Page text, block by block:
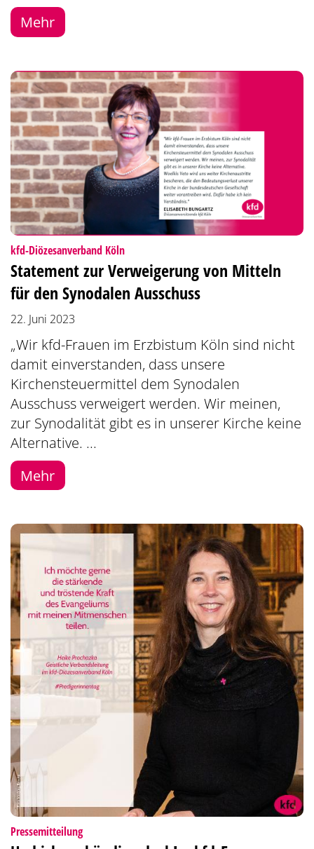
Mehr
kfd-Diözesanverband Köln:
Statement zur Verweigerung von Mitteln
für den Synodalen Ausschuss
22. Juni 2023
„Wir kfd-Frauen im Erzbistum Köln sind nicht
damit einverstanden, dass unsere
Kirchensteuermittel dem Synodalen
Ausschuss verweigert werden. Wir meinen,
zur Synodalität gibt es in unserer Kirche keine
Alternative. ...
Mehr
Pressemitteilung: